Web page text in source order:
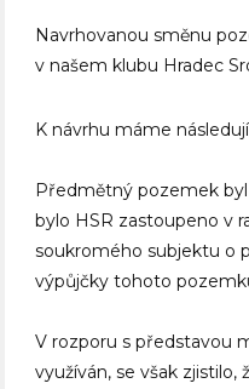
Navrhovanou směnu
v našem klubu Hradec
K návrhu máme
Předmětný pozemek
bylo HSR zastoupeno v
soukromého subjektu o
výpůjčky tohoto
V rozporu s představou
využíván, se však zjistilo,